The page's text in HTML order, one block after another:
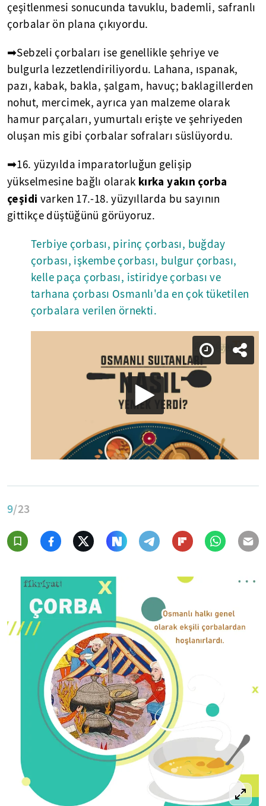
çeşitlenmesi sonucunda tavuklu, bademli, safranlı
çorbalar ön plana çıkıyordu.
➡Sebzeli çorbaları ise genellikle şehriye ve
bulgurla lezzetlendiriliyordu. Lahana, ıspanak,
pazı, kabak, bakla, şalgam, havuç; baklagillerden
nohut, mercimek, ayrıca yan malzeme olarak
hamur parçaları, yumurtalı erişte ve şehriyeden
oluşan mis gibi çorbalar sofraları süslüyordu.
➡16. yüzyılda imparatorluğun gelişip
yükselmesine bağlı olarak kırka yakın çorba
çeşidi varken 17.-18. yüzyıllarda bu sayının
gittikçe düştüğünü görüyoruz.
Terbiye çorbası, pirinç çorbası, buğday
çorbası, işkembe çorbası, bulgur çorbası,
kelle paça çorbası, istiridye çorbası ve
tarhana çorbası Osmanlı'da en çok tüketilen
çorbalara verilen örnekti.
9/23